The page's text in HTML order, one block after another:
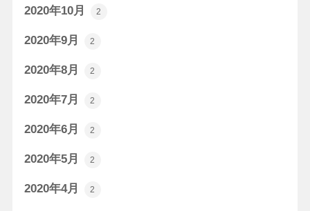
2020年10月 2
2020年9月 2
2020年8月 2
2020年7月 2
2020年6月 2
2020年5月 2
2020年4月 2